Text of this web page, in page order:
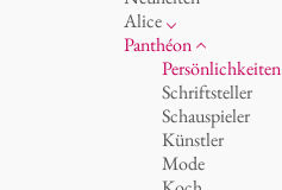
Alice
Porzellan
Ozean
Tassen 'Glam' weiß
Tassen - weiß
Tassen 'Glam'
Tassen 'de Luxe'
Panthéon
Persönlichkeiten
Schriftsteller
Schauspieler
Künstler
Mode